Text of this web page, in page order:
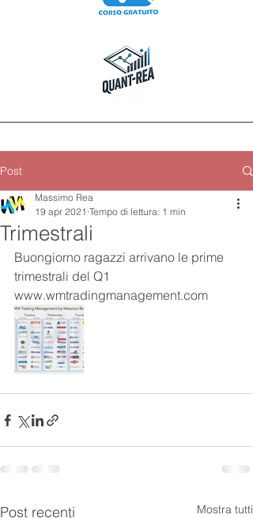
Post
Trimestrali
Massimo Rea
19 apr 2021 Tempo di lettura: 1 min
Buongiorno ragazzi arrivano le prime
trimestrali del Q1
www.wmtradingmanagement.com
Post recenti Mostra tutti